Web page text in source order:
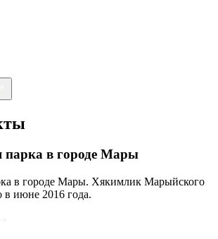
парка в городе Мары
в городе Мары. Хякимлик Марыйского
в июне 2016 года.